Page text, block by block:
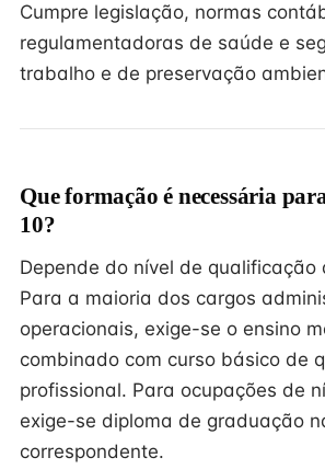
Cumpre legislação, normas
regulamentadoras de saúde e
trabalho e de preservação
Que formação é necessária
10?
Depende do nível de qualificação
Para a maioria dos cargos
operacionais, exige-se o ensino
combinado com curso básico de
profissional. Para ocupações de
exige-se diploma de graduação
correspondente.